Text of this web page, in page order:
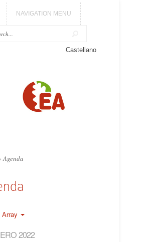
NAVIGATION MENU
Castellano
Agenda
Array
2022